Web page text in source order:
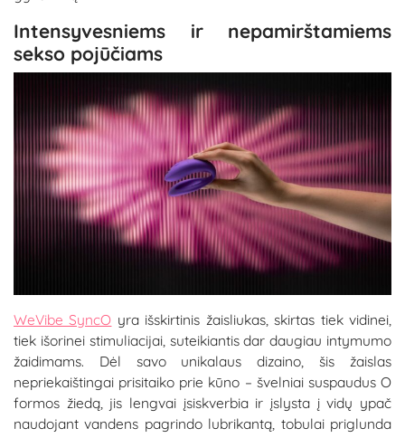
Intensyvesniems ir nepamirštamiems
sekso pojūčiams
WeVibe SyncO yra išskirtinis žaisliukas, skirtas tiek vidinei,
tiek išorinei stimuliacijai, suteikiantis dar daugiau intymumo
žaidimams. Dėl savo unikalaus dizaino, šis žaislas
nepriekaištingai prisitaiko prie kūno – švelniai suspaudus O
formos žiedą, jis lengvai įsiskverbia ir įslysta į vidų ypač
naudojant vandens pagrindo lubrikantą, tobulai priglunda